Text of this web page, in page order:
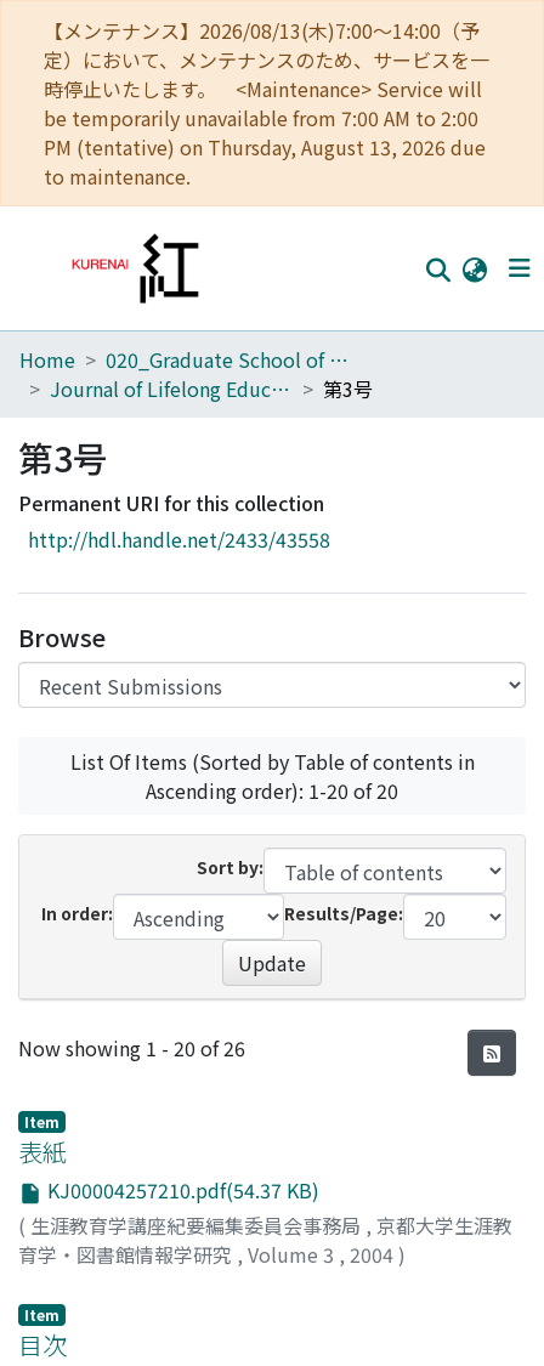
【メンテナンス】2026/08/13(木)7:00～14:00（予
定）において、メンテナンスのため、サービスを一
時停止いたします。 <Maintenance> Service will
be temporarily unavailable from 7:00 AM to 2:00
PM (tentative) on Thursday, August 13, 2026 due
to maintenance.
Home
Browse
Download Ranking
Access Statistics
Home
020_Graduate School of Education
Journal of Lifelong Education and Libraries
第3号
第3号
Permanent URI for this collection
http://hdl.handle.net/2433/43558
Browse
List Of Items (Sorted by Table of contents in
Ascending order): 1-20 of 20
Sort by:
In order:
Results/Page:
Update
Recent Submissions
Now showing 1 - 20 of 26
Item
表紙
KJ00004257210.pdf(54.37 KB)
( 生涯教育学講座紀要編集委員会事務局 , 京都大学生涯教
育学・図書館情報学研究 , Volume 3 , 2004)
Item
目次